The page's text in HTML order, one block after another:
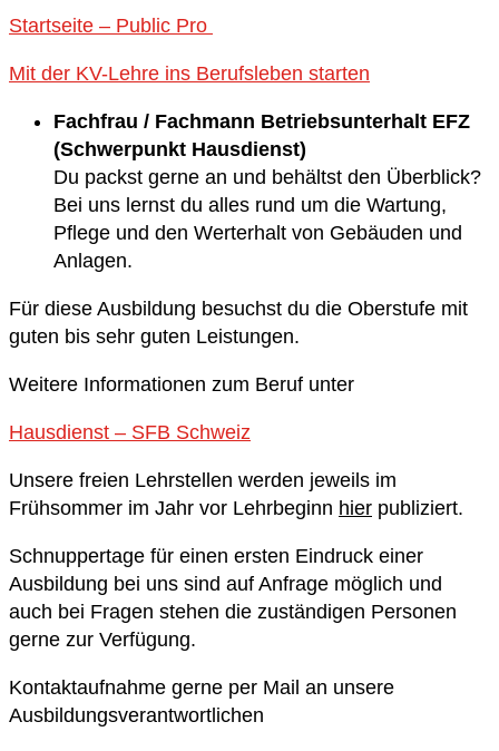
Startseite – Public Pro
Mit der KV-Lehre ins Berufsleben starten
Fachfrau / Fachmann Betriebsunterhalt EFZ
(Schwerpunkt Hausdienst)
Du packst gerne an und behältst den Überblick?
Bei uns lernst du alles rund um die Wartung,
Pflege und den Werterhalt von Gebäuden und
Anlagen.
Für diese Ausbildung besuchst du die Oberstufe mit
guten bis sehr guten Leistungen.
Weitere Informationen zum Beruf unter
Hausdienst – SFB Schweiz
Unsere freien Lehrstellen werden jeweils im
Frühsommer im Jahr vor Lehrbeginn hier publiziert.
Schnuppertage für einen ersten Eindruck einer
Ausbildung bei uns sind auf Anfrage möglich und
auch bei Fragen stehen die zuständigen Personen
gerne zur Verfügung.
Kontaktaufnahme gerne per Mail an unsere
Ausbildungsverantwortlichen